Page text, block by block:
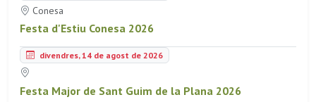
Conesa
Festa d'Estiu Conesa 2026
divendres, 14 de agost de 2026
Festa Major de Sant Guim de la Plana 2026